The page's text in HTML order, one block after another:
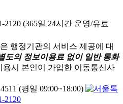
2120 (365일 24시간 운영/유료
행정기관의 서비스 제공에 대
도의 정보이용료 없이 일반 통화
용시 본인이 가입한 이동통신사
(평일 09:00~18:00)
2120